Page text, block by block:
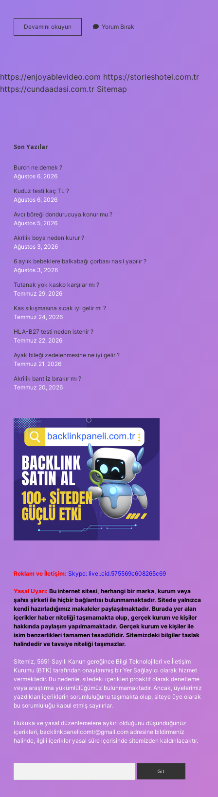
Devamını okuyun Endosperm
Nasıl
Yorum Bırak
https://enjoyablevideo.com https://storieshotel.com.tr
https://cundaadasi.com.tr Sitemap
SIDEBAR
Son Yazılar
Burch ne demek ?
Ağustos 6, 2026
Kuduz testi kaç TL ?
Ağustos 6, 2026
Avcı böreği dondurucuya konur mu ?
Ağustos 5, 2026
Akrilik boya neden kurur ?
Ağustos 3, 2026
6 aylık bebeklere balkabağı çorbası nasıl yapılır ?
Ağustos 3, 2026
Tutanak yok kasko karşılar mı ?
Temmuz 29, 2026
Kas sıkışmasına sıcak iyi gelir mi ?
Temmuz 24, 2026
HLA-B27 testi neden istenir ?
Temmuz 22, 2026
Ayak bileği zedelenmesine ne iyi gelir ?
Temmuz 21, 2026
Akrilik bant iz bırakır mı ?
Temmuz 20, 2026
Reklam ve İletişim: Skype: live:.cid.575569c608265c69
Yasal Uyarı: Bu internet sitesi, herhangi bir marka, kurum veya
şahıs şirketi ile hiçbir bağlantısı bulunmamaktadır. Sitede yalnızca
kendi hazırladığımız makaleler paylaşılmaktadır. Burada yer alan
içerikler haber niteliği taşımamakta olup, gerçek kurum ve kişiler
hakkında paylaşım yapılmamaktadır. Gerçek kurum ve kişiler ile
isim benzerlikleri tamamen tesadüfidir. Sitemizdeki bilgiler taslak
halindedir ve tavsiye niteliği taşımazlar.
Sitemiz, 5651 Sayılı Kanun gereğince Bilgi Teknolojileri ve İletişim
Kurumu (BTK) tarafından onaylanmış bir Yer Sağlayıcı olarak hizmet
vermektedir. Bu nedenle, sitedeki içerikleri proaktif olarak denetleme
veya araştırma yükümlülüğümüz bulunmamaktadır. Ancak, üyelerimiz
yazdıkları içeriklerin sorumluluğunu taşımakta olup, siteye üye olarak
bu sorumluluğu kabul etmiş sayılırlar.
Hukuka ve yasal düzenlemelere aykırı olduğunu düşündüğünüz
içerikleri, backlinkpanelicomtr@gmail.com adresine bildirmeniz
halinde, ilgili içerikler yasal süre içerisinde sitemizden kaldırılacaktır.